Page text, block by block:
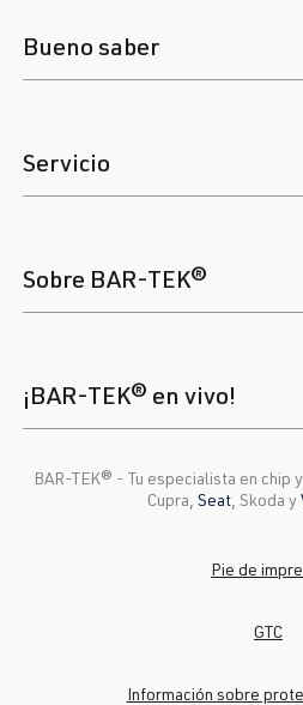
Bueno saber
Servicio
Sobre BAR-TEK®
¡BAR-TEK® en vivo!
BAR-TEK®️ - Tu especialista en chip y
Cupra, Seat, Skoda y
Pie de
GTC
Información sobre